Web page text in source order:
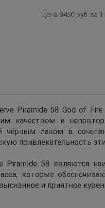
Цена 9450 руб. за
Piramide 58 God of
качеством и
чёрным лаком в
привлекательность
58 являются
которые
и приятное